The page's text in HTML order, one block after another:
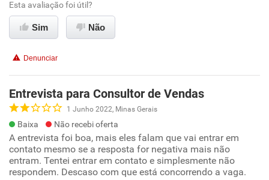
Esta avaliação foi útil?
Sim Não
Denunciar
Entrevista para Consultor de Vendas
1 Junho 2022, Minas Gerais
Baixa Não recebi oferta
A entrevista foi boa, mais eles falam que vai entrar em
contato mesmo se a resposta for negativa mais não
entram. Tentei entrar em contato e simplesmente não
respondem. Descaso com que está concorrendo a vaga.